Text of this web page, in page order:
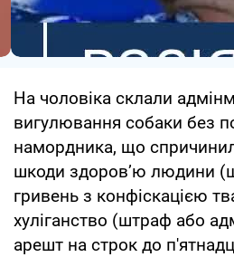
На чоловіка склали
вигулювання собаки без
намордника, що
шкоди здоров’ю людини
гривень з конфіскацією
хуліганство (штраф або
арешт на строк до